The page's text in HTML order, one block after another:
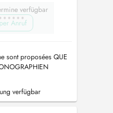
verfügbar
Anruf
sont proposées QUE
angeboten!
offered in
als
verfügbar